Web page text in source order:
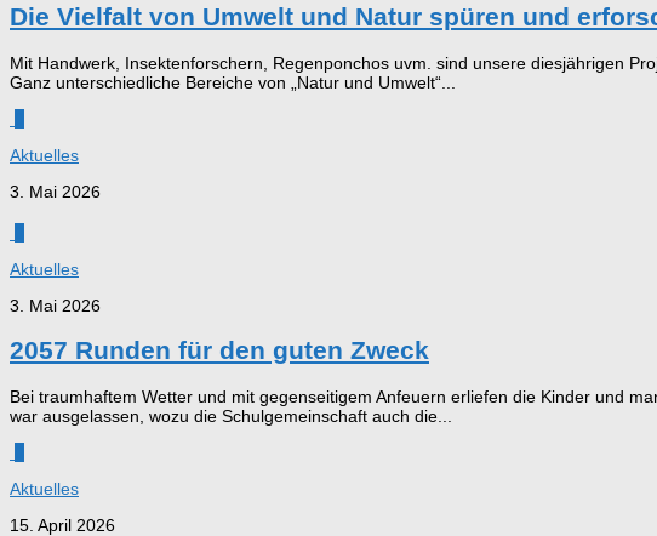
Die Vielfalt von Umwelt und Natur spüren und
Mit Handwerk, Insektenforschern, Regenponchos uvm. sind unsere diesjährigen
Ganz unterschiedliche Bereiche von „Natur und Umwelt“...
Aktuelles
3. Mai 2026
Aktuelles
3. Mai 2026
2057 Runden für den guten Zweck
Bei traumhaftem Wetter und mit gegenseitigem Anfeuern erliefen die Kinder und
war ausgelassen, wozu die Schulgemeinschaft auch die...
Aktuelles
15. April 2026